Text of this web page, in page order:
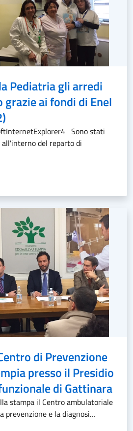
Pediatria gli arredi
grazie ai fondi di Enel
Sono stati
del reparto di
di Prevenzione
presso il Presidio
di Gattinara
stampa il Centro ambulatoriale
prevenzione e la diagnosi…